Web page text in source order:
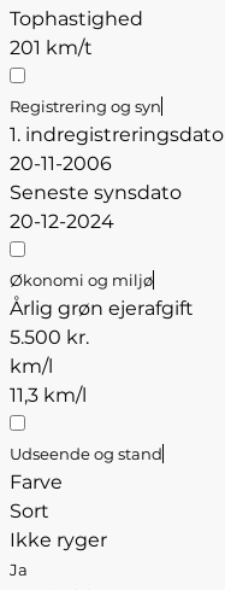
Tophastighed
201 km/t
Registrering og syn
1. indregistreringsdato
20-11-2006
Seneste synsdato
20-12-2024
Økonomi og miljø
Årlig grøn ejerafgift
5.500 kr.
km/l
11,3 km/l
Udseende og stand
Farve
Sort
Ikke ryger
Ja